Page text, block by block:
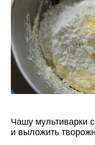
Чашу мультиварки
и выложить